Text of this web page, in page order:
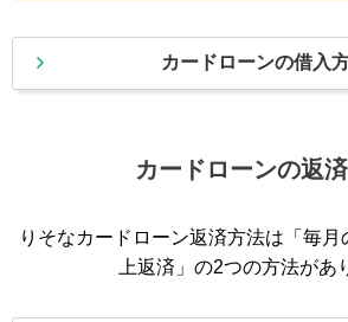
カードローンの借入
カードローンの返
りそなカードローン返済方法は「毎
上返済」の2つの方法があ